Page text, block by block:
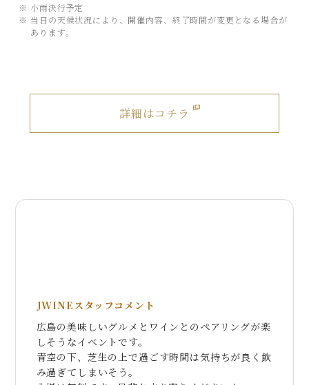
小雨決行予定
当日の天候状況により、開催内容、終了時間が変更となる場合が
あります。
詳細はコチラ
JWINEスタッフコメント
広島の美味しいグルメとワインとのペアリングが楽
しそうなイベントです。
青空の下、芝生の上で過ごす時間は気持ちが良く飲
み過ぎてしまいそう。